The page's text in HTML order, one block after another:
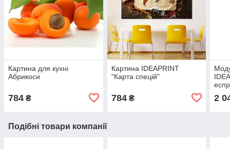
Картина для кухні
Абрикоси
784 ₴
Картина IDEAPRINT
"Карта спецій"
784₴ 2
Подібні товари компанії